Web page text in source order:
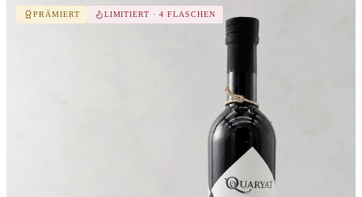
PRÄMIERT LIMITIERT · 4 FLASCHEN